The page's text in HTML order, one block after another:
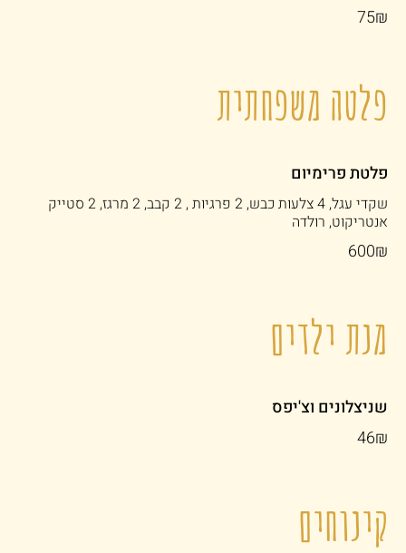
‏75 ‏₪
פלטה משפחתית
פלטת פרימיום
שקדי עגל, 4 צלעות כבש, 2 פרגיות , 2 קבב, 2 מרגז, 2 סטייק
אנטריקוט, רולדה
‏600 ‏₪
מנת ילדים
שניצלונים וצ'יפס
‏46 ‏₪
קינוחים